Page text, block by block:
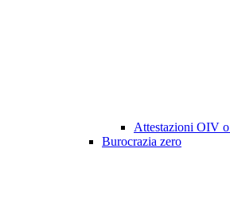
Attestazioni OIV o
Burocrazia zero